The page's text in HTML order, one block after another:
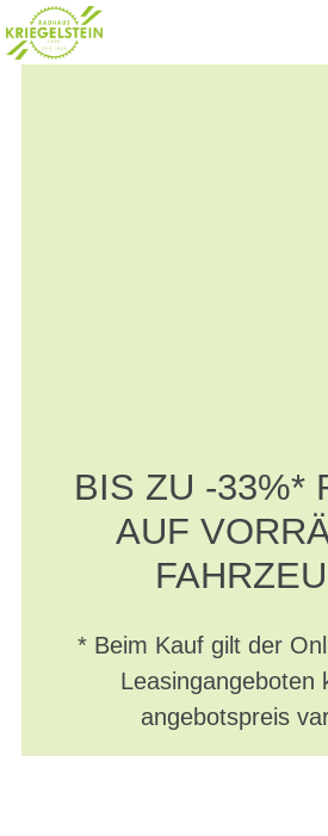
BIS ZU -33%*
AUF
* Beim Kauf gilt der
Leasingangeboten
angebotspreis